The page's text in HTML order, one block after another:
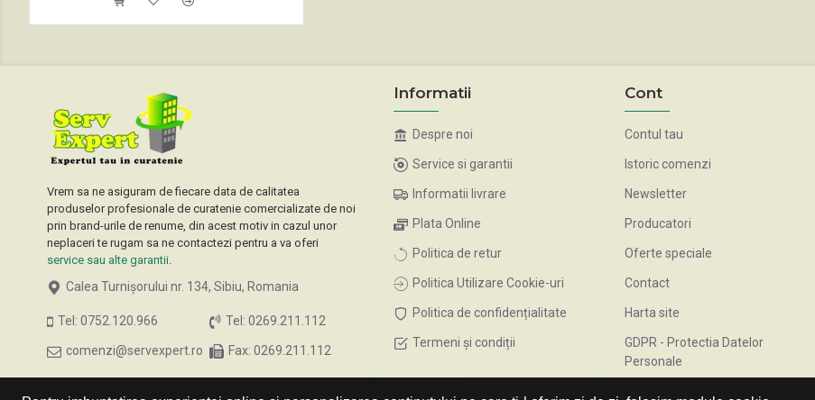
Vrem sa ne asiguram de fiecare data de calitatea
produselor profesionale de curatenie comercializate de noi
prin brand-urile de renume, din acest motiv in cazul unor
neplaceri te rugam sa ne contactezi pentru a va oferi
service sau alte garantii.
Calea Turnișorului nr. 134, Sibiu, Romania
Tel: 0752.120.966
comenzi@servexpert.ro
Tel: 0269.211.112
Fax: 0269.211.112
Informatii
Despre noi
Service si garantii
Informatii livrare
Plata Online
Politica de retur
Politica Utilizare Cookie-uri
Politica de confidențialitate
Termeni și condiții
Cont
Contul tau
Istoric comenzi
Newsletter
Producatori
Oferte speciale
Contact
Harta site
GDPR - Protectia Datelor
Personale